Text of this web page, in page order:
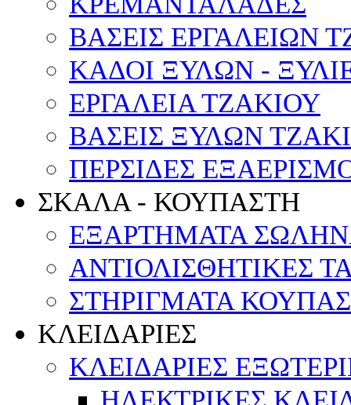
ΒΑΣΕΙΣ ΕΡΓΑΛΕΙΩΝ
ΚΑΔΟΙ ΞΥΛΩΝ -
ΕΡΓΑΛΕΙΑ ΤΖΑΚΙΟΥ
ΒΑΣΕΙΣ ΞΥΛΩΝ
ΠΕΡΣΙΔΕΣ
ΣΚΑΛΑ - ΚΟΥΠΑΣΤΗ
ΕΞΑΡΤΗΜΑΤΑ
ΑΝΤΙΟΛΙΣΘΗΤΙΚΕΣ
ΣΤΗΡΙΓΜΑΤΑ
ΚΛΕΙΔΑΡΙΕΣ
ΚΛΕΙΔΑΡΙΕΣ